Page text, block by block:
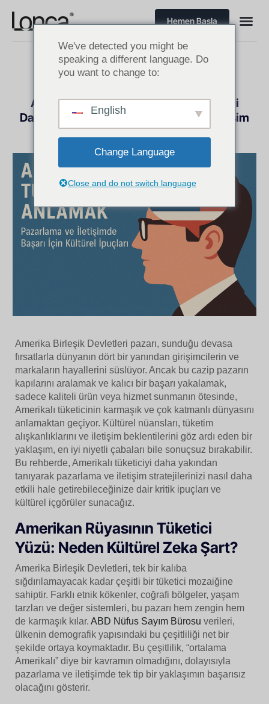
Hemen Başla
Amerikan Pazarına Açılan Kapı: Tüketici
Davranışları, Kültürel Kodlar ve Etkili İletişim
Stratejileri
Mayıs 29, 2025
Amerika Birleşik Devletleri pazarı, sunduğu devasa
fırsatlarla dünyanın dört bir yanından girişimcilerin ve
markaların hayallerini süslüyor. Ancak bu cazip pazarın
kapılarını aralamak ve kalıcı bir başarı yakalamak,
sadece kaliteli ürün veya hizmet sunmanın ötesinde,
Amerikalı tüketicinin karmaşık ve çok katmanlı dünyasını
anlamaktan geçiyor. Kültürel nüansları, tüketim
alışkanlıklarını ve iletişim beklentilerini göz ardı eden bir
yaklaşım, en iyi niyetli çabaları bile sonuçsuz bırakabilir.
Bu rehberde, Amerikalı tüketiciyi daha yakından
tanıyarak pazarlama ve iletişim stratejilerinizi nasıl daha
etkili hale getirebileceğinize dair kritik ipuçları ve
kültürel içgörüler sunacağız.
Amerikan Rüyasının Tüketici
Yüzü: Neden Kültürel Zeka Şart?
Amerika Birleşik Devletleri, tek bir kalıba
sığdırılamayacak kadar çeşitli bir tüketici mozaiğine
sahiptir. Farklı etnik kökenler, coğrafi bölgeler, yaşam
tarzları ve değer sistemleri, bu pazarı hem zengin hem
de karmaşık kılar. ABD Nüfus Sayım Bürosu verileri,
ülkenin demografik yapısındaki bu çeşitliliği net bir
şekilde ortaya koymaktadır. Bu çeşitlilik, “ortalama
Amerikalı” diye bir kavramın olmadığını, dolayısıyla
pazarlama ve iletişimde tek tip bir yaklaşımın başarısız
olacağını gösterir.
We've detected you might be
speaking a different language. Do
you want to change to:
English
Change Language
Close and do not switch language